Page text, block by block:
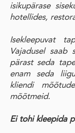
isikupärase
hotellides,
Isekleepuvat
Vajadusel saab
pärast seda
enam seda
kliendi
mõõtmeid.
Ei tohi kleepida